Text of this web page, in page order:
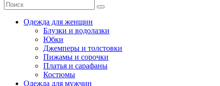
Одежда для женщин
Блузки и водолазки
Юбки
Джемперы и толстовки
Пижамы и сорочки
Платья и сарафаны
Костюмы
Одежда для мужчин